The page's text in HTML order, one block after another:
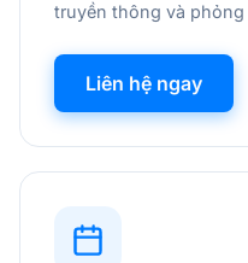
truyền thông và phỏng
Liên hệ ngay